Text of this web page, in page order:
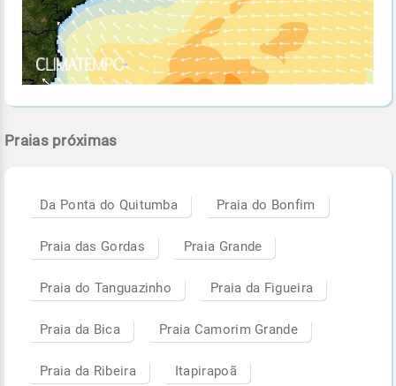
Praias próximas
Da Ponta do Quitumba Praia do Bonfim
Praia das Gordas Praia Grande
Praia do Tanguazinho Praia da Figueira
Praia da Bica Praia Camorim Grande
Praia da Ribeira Itapirapoã